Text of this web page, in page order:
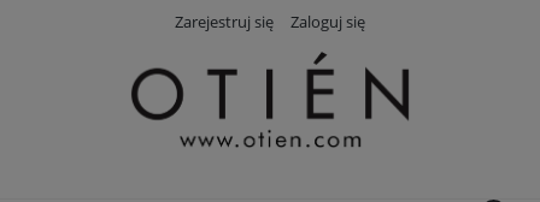
Zarejestruj się Zaloguj się